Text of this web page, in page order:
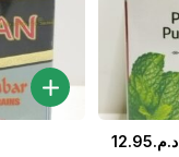
د.م.12.95